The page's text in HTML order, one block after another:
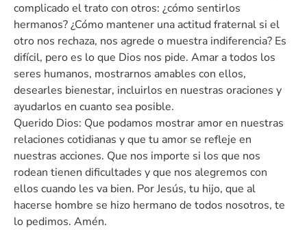
complicado el trato con otros: ¿cómo sentirlos
hermanos? ¿Cómo mantener una actitud fraternal si el
otro nos rechaza, nos agrede o muestra indiferencia? Es
difícil, pero es lo que Dios nos pide. Amar a todos los
seres humanos, mostrarnos amables con ellos,
desearles bienestar, incluirlos en nuestras oraciones y
ayudarlos en cuanto sea posible.
Querido Dios: Que podamos mostrar amor en nuestras
relaciones cotidianas y que tu amor se refleje en
nuestras acciones. Que nos importe si los que nos
rodean tienen dificultades y que nos alegremos con
ellos cuando les va bien. Por Jesús, tu hijo, que al
hacerse hombre se hizo hermano de todos nosotros, te
lo pedimos. Amén.